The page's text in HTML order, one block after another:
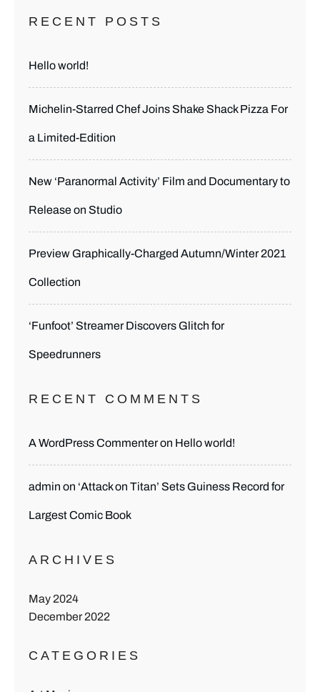
RECENT POSTS
Hello world!
Michelin-Starred Chef Joins Shake Shack Pizza For
a Limited-Edition
New ‘Paranormal Activity’ Film and Documentary to
Release on Studio
Preview Graphically-Charged Autumn/Winter 2021
Collection
‘Funfoot’ Streamer Discovers Glitch for
Speedrunners
RECENT COMMENTS
A WordPress Commenteron Hello world!
admin on ‘Attack on Titan’ Sets Guiness Record for
Largest Comic Book
ARCHIVES
May 2024
December 2022
CATEGORIES